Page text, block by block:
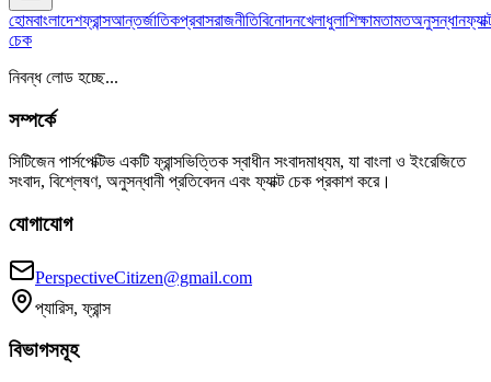
হোমবাংলাদেশফ্রান্সআন্তর্জাতিকপ্রবাসরাজনীতিবিনোদনখেলাধুলাশিক্ষামতামতঅনুসন্ধান
চেক
নিবন্ধ লোড হচ্ছে...
সম্পর্কে
সিটিজেন পার্সপেক্টিভ একটি ফ্রান্সভিত্তিক স্বাধীন সংবাদমাধ্যম, যা বাংলা ও ইংরেজিতে
সংবাদ, বিশ্লেষণ, অনুসন্ধানী প্রতিবেদন এবং ফ্যাক্ট চেক প্রকাশ করে।
যোগাযোগ
PerspectiveCitizen@gmail.com
প্যারিস, ফ্রান্স
বিভাগসমূহ